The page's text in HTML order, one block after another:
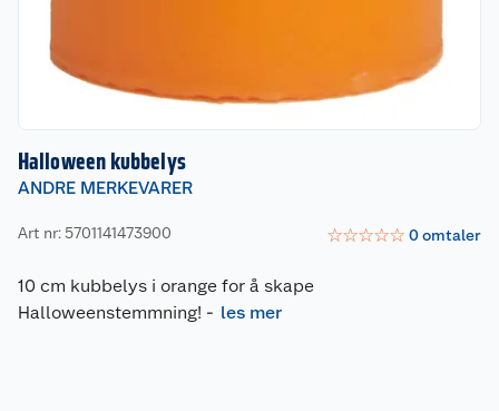
Halloween kubbelys
ANDRE MERKEVARER
Art nr: 5701141473900 ☆☆☆☆☆ 0omtaler
10 cm kubbelys i orange for å skape
Halloweenstemmning! - les mer